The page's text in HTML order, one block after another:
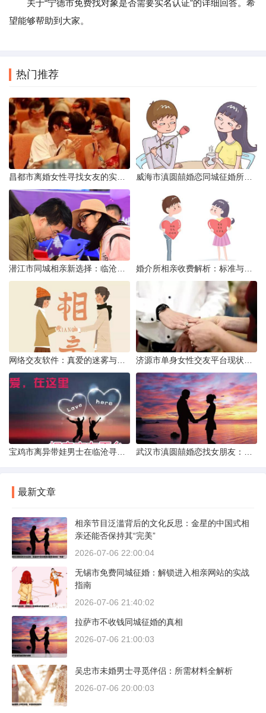
关于“宁德市免费找对象是否需要实名认证”的详细回答。希
望能够帮助到大家。
热门推荐
最新文章
相亲节目泛滥背后的文化反思：金星的中国式相
亲还能否保持其“完美”
2026-07-06 22:00:04
无锡市免费同城征婚：解锁进入相亲网站的实战
指南
2026-07-06 21:40:02
拉萨市不收钱同城征婚的真相
2026-07-06 21:00:03
吴忠市未婚男士寻觅伴侣：所需材料全解析
2026-07-06 20:00:03